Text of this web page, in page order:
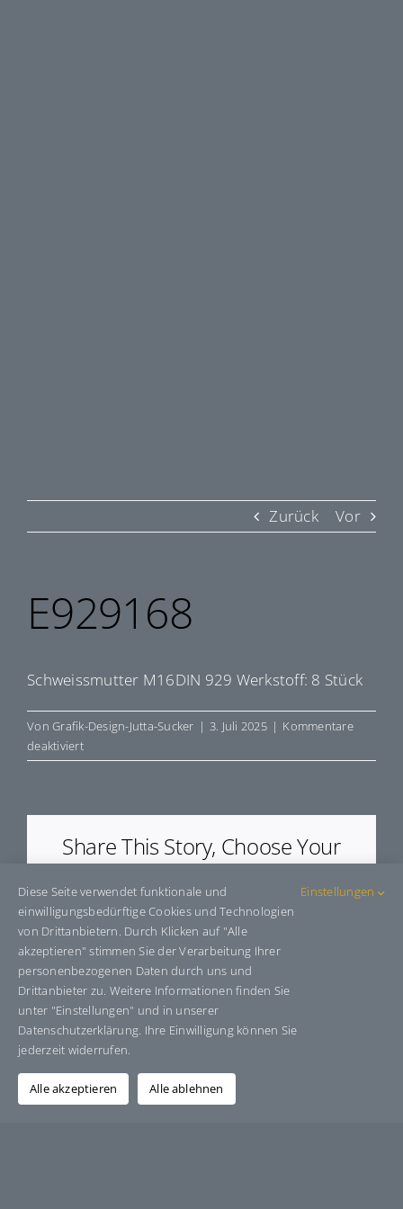
Zurück Vor
E929168
Schweissmutter M16DIN 929 Werkstoff: 8 Stück
VonGrafik-Design-Jutta-Sucker | 3. Juli 2025 | Kommentare
deaktiviertfür
E929168
Share This Story, Choose Your
Platform!
Facebook BlueskyReddit LinkedInWhatsAppTelegram
E-
Mail
Über den Autor:Grafik-Design-Jutta-Sucker
Diese Seite verwendet funktionale und
einwilligungsbedürftige Cookies und Technologien
von Drittanbietern. Durch Klicken auf "Alle
akzeptieren" stimmen Sie der Verarbeitung Ihrer
personenbezogenen Daten durch uns und
Drittanbieter zu. Weitere Informationen finden Sie
unter "Einstellungen" und in unserer
Datenschutzerklärung. Ihre Einwilligung können Sie
jederzeit widerrufen.
Einstellungen
Alle akzeptieren Alle ablehnen